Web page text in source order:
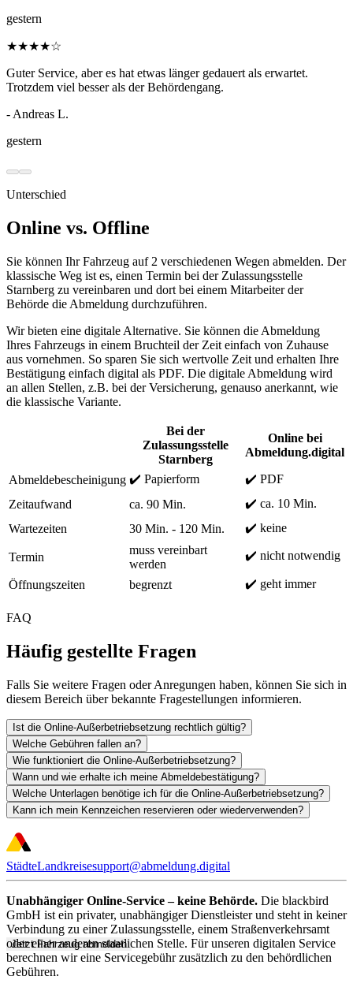
gestern
★★★★☆
Guter Service, aber es hat etwas länger gedauert als erwartet.
Trotzdem viel besser als der Behördengang.
- Andreas L.
gestern
Unterschied
Online vs. Offline
Sie können Ihr Fahrzeug auf 2 verschiedenen Wegen abmelden. Der
klassische Weg ist es, einen Termin bei der Zulassungsstelle
Starnberg zu vereinbaren und dort bei einem Mitarbeiter der
Behörde die Abmeldung durchzuführen.
Wir bieten eine digitale Alternative. Sie können die Abmeldung
Ihres Fahrzeugs in einem Bruchteil der Zeit einfach von Zuhause
aus vornehmen. So sparen Sie sich wertvolle Zeit und erhalten Ihre
Bestätigung einfach digital als PDF. Die digitale Abmeldung wird
an allen Stellen, z.B. bei der Versicherung, genauso anerkannt, wie
die klassische Variante.
Bei der
Zulassungsstelle
Starnberg
Online bei
Abmeldung.digital
Abmeldebescheinigung ✔️ Papierform
✔️ PDF
Zeitaufwand
ca. 90 Min.
✔️ ca. 10 Min.
Wartezeiten
30 Min. - 120 Min. ✔️ keine
Termin
muss vereinbart
werden
✔️ nicht notwendig
Öffnungszeiten begrenzt ✔️ geht immer
FAQ
Häufig gestellte Fragen
Falls Sie weitere Fragen oder Anregungen haben, können Sie sich in
diesem Bereich über bekannte Fragestellungen informieren.
Ist die Online-Außerbetriebsetzung rechtlich gültig?
Welche Gebühren fallen an?
Wie funktioniert die Online-Außerbetriebsetzung?
Wann und wie erhalte ich meine Abmeldebestätigung?
Welche Unterlagen benötige ich für die Online-Außerbetriebsetzung?
Kann ich mein Kennzeichen reservieren oder wiederverwenden?
Jetzt Fahrzeug abmelden
StädteLandkreisesupport@abmeldung.digital
Unabhängiger Online-Service – keine Behörde. Die blackbird
GmbH ist ein privater, unabhängiger Dienstleister und steht in keiner
Verbindung zu einer Zulassungsstelle, einem Straßenverkehrsamt
oder einer anderen staatlichen Stelle. Für unseren digitalen Service
berechnen wir eine Servicegebühr zusätzlich zu den behördlichen
Gebühren.